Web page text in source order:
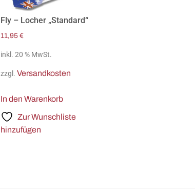
Fly – Locher „Standard“
11,95 €
inkl. 20 % MwSt.
zzgl. Versandkosten
In den Warenkorb
Zur Wunschliste
hinzufügen